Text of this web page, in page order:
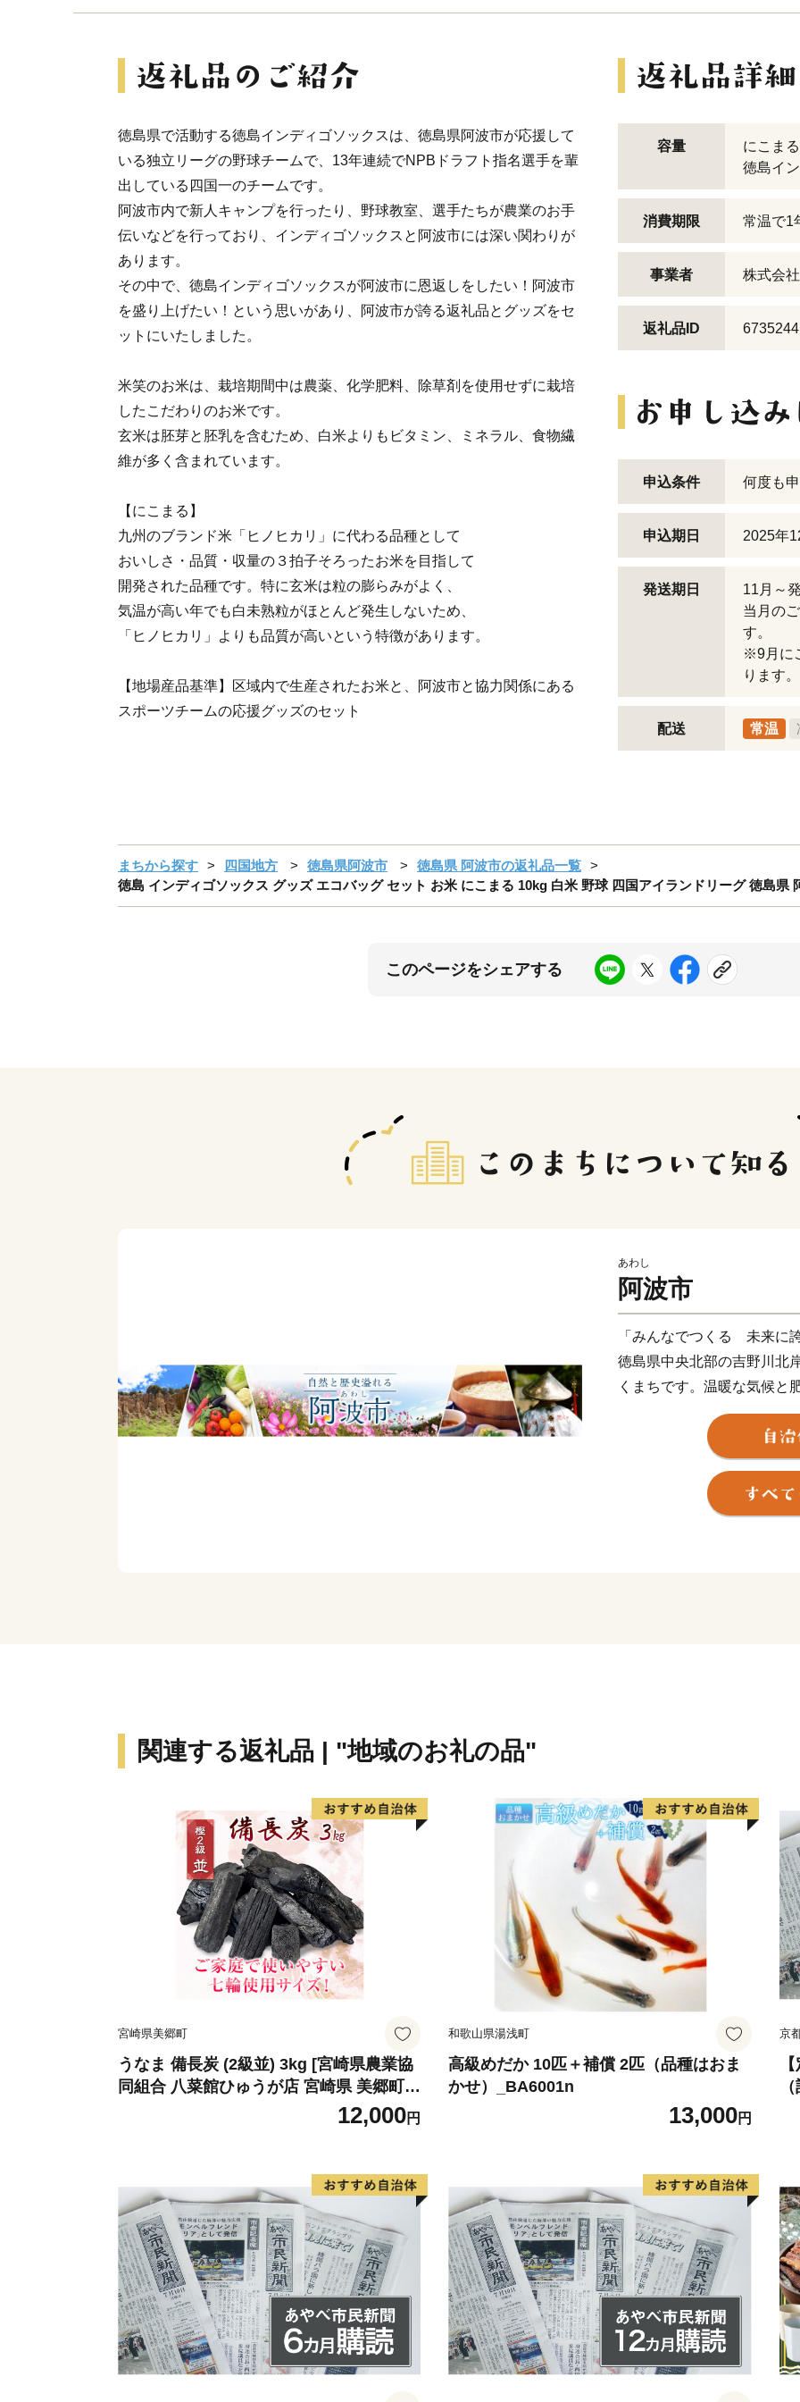
徳島県で活動する徳島インディゴソックスは、徳島県阿波市が応援して
いる独立リーグの野球チームで、13年連続でNPBドラフト指名選手を輩
出している四国一のチームです。
阿波市内で新人キャンプを行ったり、野球教室、選手たちが農業のお手
伝いなどを行っており、インディゴソックスと阿波市には深い関わりが
あります。
その中で、徳島インディゴソックスが阿波市に恩返しをしたい！阿波市
を盛り上げたい！という思いがあり、阿波市が誇る返礼品とグッズをセ
ットにいたしました。
米笑のお米は、栽培期間中は農薬、化学肥料、除草剤を使用せずに栽培
したこだわりのお米です。
玄米は胚芽と胚乳を含むため、白米よりもビタミン、ミネラル、食物繊
維が多く含まれています。
【にこまる】
九州のブランド米「ヒノヒカリ」に代わる品種として
おいしさ・品質・収量の３拍子そろったお米を目指して
開発された品種です。特に玄米は粒の膨らみがよく、
気温が高い年でも白未熟粒がほとんど発生しないため、
「ヒノヒカリ」よりも品質が高いという特徴があります。
【地場産品基準】区域内で生産されたお米と、阿波市と協力関係にある
スポーツチームの応援グッズのセット
容量
にこま
徳島イ
消費期限 常温で1
事業者 株式会
返礼品ID 6735244
申込条件 何度も
申込期日 2025年
発送期日
11月～
当月の
す。
※9月に
ります。
配送 常温
まちから探す 四国地方 徳島県阿波市
徳島県 阿波市の返礼品一覧
徳島 インディゴソックス グッズ エコバッグ セット お米 にこまる 10kg 白米 野球 四国アイランドリーグ 徳島県
このページをシェアする
あわし
阿波市
「みんなでつくる 未来
徳島県中央北部の吉野川北
くまちです。温暖な気候と
や果物の産地となってい
然記念物である「阿波の
柿原堰など人々を癒す多様
関連する返礼品 | "地域のお礼の品"
宮崎県美郷町
うなま 備長炭 (2級並) 3kg [宮崎県農業協
同組合 八菜館ひゅうが店 宮崎県 美郷町 3
1ap0012] BBQ 七輪 焼肉 高火力 遠赤外
線 長時間 燃焼 煙少 消臭 白炭 キャンプ
12,000円
和歌山県湯浅町
高級めだか 10匹＋補償 2匹（品種はおま
かせ）_BA6001n
13,000円
京